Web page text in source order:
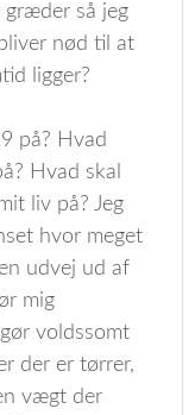
græder så jeg
nød til at
ligger?
på? Hvad
Hvad skal
liv på? Jeg
hvor meget
udvej ud af
mig
voldssomt
der er tørrer,
vægt der